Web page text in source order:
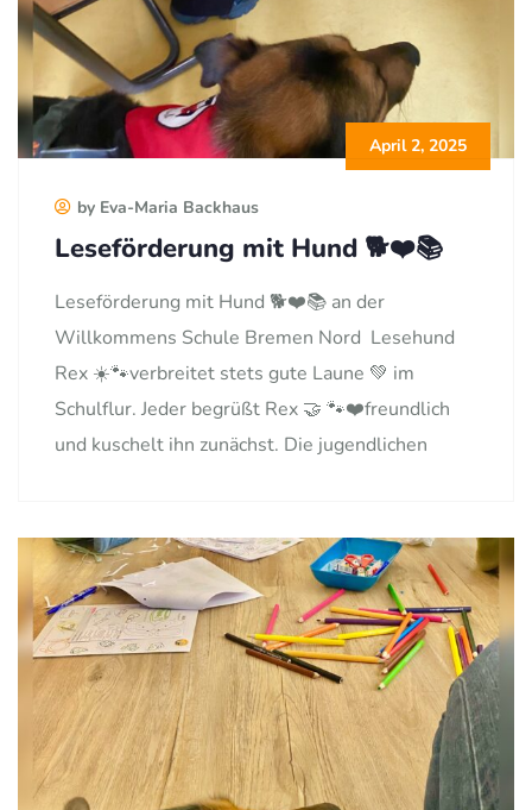
April 2, 2025
by Eva-Maria Backhaus
Leseförderung mit Hund 🐕❤️📚
Leseförderung mit Hund 🐕❤️📚 an der
Willkommens Schule Bremen Nord Lesehund
Rex ☀️🐾verbreitet stets gute Laune 💚 im
Schulflur. Jeder begrüßt Rex 🤝 🐾❤️freundlich
und kuschelt ihn zunächst. Die jugendlichen